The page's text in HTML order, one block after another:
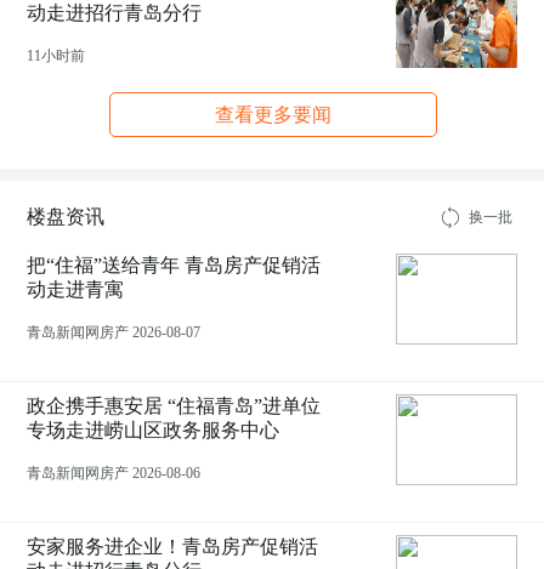
动走进招行青岛分行
11小时前
查看更多要闻
楼盘资讯 换一批
把“住福”送给青年 青岛房产促销活
动走进青寓
青岛新闻网房产 2026-08-07
政企携手惠安居 “住福青岛”进单位
专场走进崂山区政务服务中心
青岛新闻网房产 2026-08-06
安家服务进企业！青岛房产促销活